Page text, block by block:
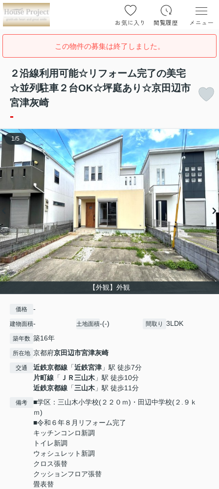
お気に入り 閲覧履歴 メニュー
この物件の募集は終了しました。
２沿線利用可能☆リフォーム完了の美宅
☆並列駐車２台OK☆坪庭あり☆京田辺市
宮津灰崎
-
【外観】外観
1/5
価格 -
建物面積- 土地面積-(-) 間取り 3LDK
築年数 築16年
所在地 京都府京田辺市宮津灰崎
交通 近鉄京都線 「近鉄宮津 」駅 徒歩7分
片町線 「 ＪＲ三山木 」駅 徒歩10分
近鉄京都線 「三山木 」駅 徒歩11分
備考
■学区：三山木小学校(２２０ｍ)・田辺中学校(２.９ｋ
ｍ)
■令和６年８月リフォーム完了
キッチンコンロ新調
トイレ新調
ウォシュレット新調
クロス張替
クッションフロア張替
畳表替